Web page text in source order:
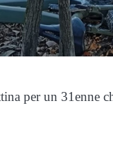
per un 31enne